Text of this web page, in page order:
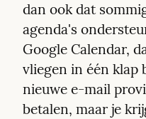
dan ook dat
agenda's
Google Calendar,
vliegen in één klap
nieuwe e-mail
betalen, maar je